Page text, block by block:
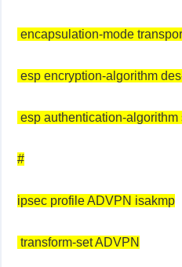
encapsulation-mode
esp encryption-algorithm
esp authentication-algorithm
#
ipsec profile ADVPN isakmp
transform-set ADVPN